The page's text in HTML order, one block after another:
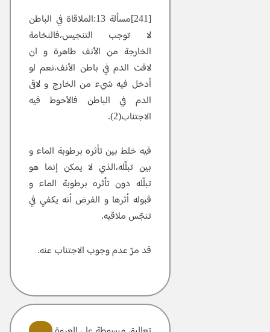
[241]مسألة 13:الملاقاة في الباطن
لا توجب التنجيس،فالنخامة
الخارجة من الأنف طاهرة و ان
لاقت الدم في باطن الأنف،نعم لو
أدخل فيه شيء من الخارج و لاقى
الدم في الباطن فالأحوط فيه
الاجتناب(2).
فيه خلط بين تأثره برطوبة الماء و
بين تبلّله،الذي لا يمكن إنما هو
تبلّله دون تأثره برطوبة الماء و
قبوله أثرها و الفرض أنه يكفي في
تنجّس ملاقيه.
قد مرّ عدم وجوب الاجتناب عنه.